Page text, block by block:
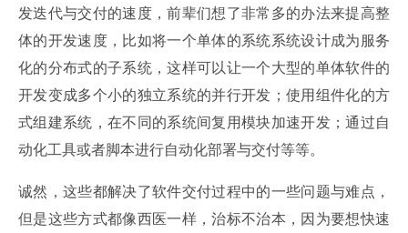
发迭代与交付的速度，前辈们想了非常多的办法来提高整
体的开发速度，比如将一个单体的系统系统设计成为服务
化的分布式的子系统，这样可以让一个大型的单体软件的
开发变成多个小的独立系统的并行开发；使用组件化的方
式组建系统，在不同的系统间复用模块加速开发；通过自
动化工具或者脚本进行自动化部署与交付等等。
诚然，这些都解决了软件交付过程中的一些问题与难点，
但是这些方式都像西医一样，治标不治本，因为要想快速